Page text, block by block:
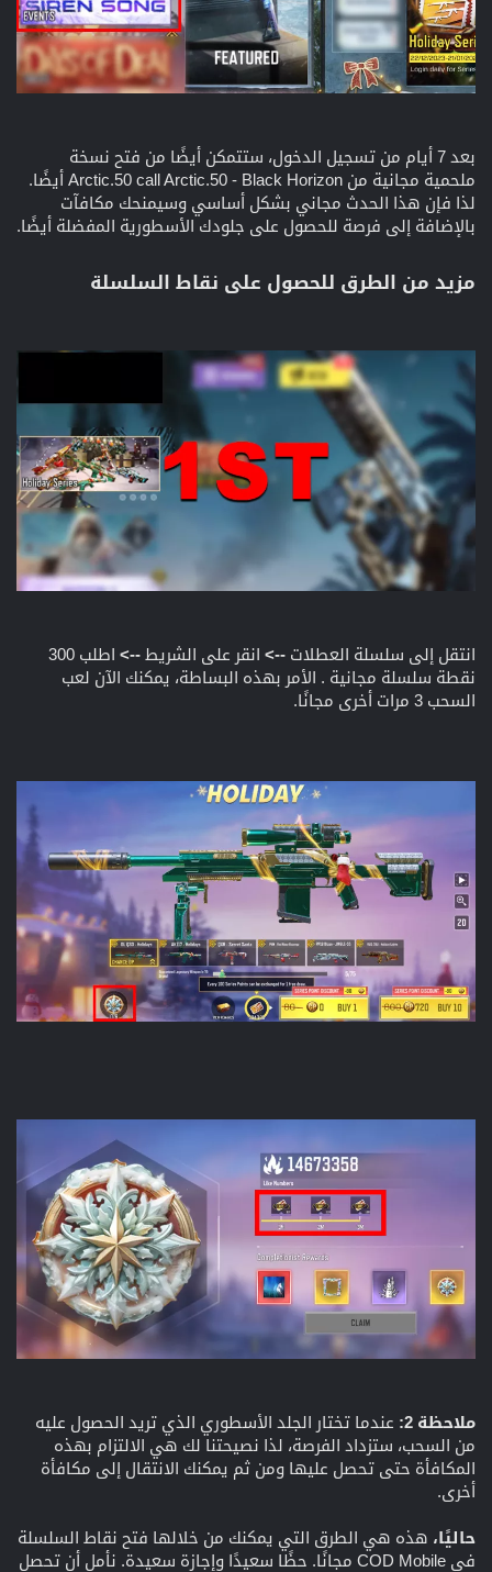
بعد 7 أيام من تسجيل الدخول، ستتمكن أيضًا من فتح نسخة
ملحمية مجانية من Arctic.50 call Arctic.50 - Black Horizon أيضًا.
لذا فإن هذا الحدث مجاني بشكل أساسي وسيمنحك مكافآت
بالإضافة إلى فرصة للحصول على جلودك الأسطورية المفضلة أيضًا.
مزيد من الطرق للحصول على نقاط السلسلة​
انتقل إلى سلسلة العطلات --> انقر على الشريط -->
اطلب 300
نقطة سلسلة مجانية . الأمر بهذه البساطة، يمكنك الآن لعب
السحب 3 مرات أخرى مجانًا.
ملاحظة 2:
عندما تختار الجلد الأسطوري الذي تريد الحصول عليه
من السحب، ستزداد الفرصة، لذا نصيحتنا لك هي الالتزام بهذه
المكافأة حتى تحصل عليها ومن ثم يمكنك الانتقال إلى مكافأة
أخرى.
حاليًا، هذه هي الطرق التي يمكنك من خلالها فتح نقاط السلسلة
في COD Mobile مجانًا. حظًا سعيدًا وإجازة سعيدة. نأمل أن تحصل